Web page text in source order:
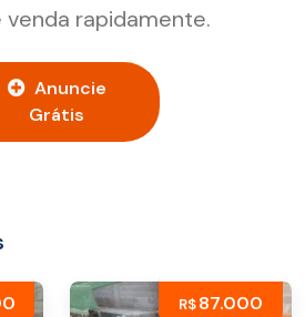
venda rapidamente.
Anuncie
Grátis
R$87.000